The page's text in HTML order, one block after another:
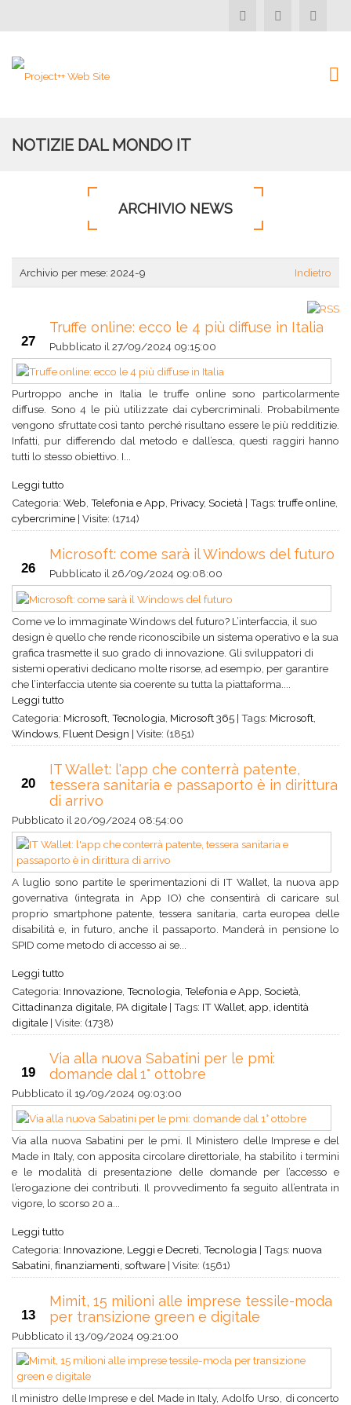
NOTIZIE DAL MONDO IT
ARCHIVIO NEWS
Archivio per mese: 2024-9 Indietro
27
Truffe online: ecco le 4 più diffuse in Italia
Pubblicato il 27/09/2024 09:15:00
Purtroppo anche in Italia le truffe online sono particolarmente
diffuse. Sono 4 le più utilizzate dai cybercriminali. Probabilmente
vengono sfruttate così tanto perché risultano essere le più redditizie.
Infatti, pur differendo dal metodo e dall’esca, questi raggiri hanno
tutti lo stesso obiettivo. I...
Leggi tutto
Categoria: Web Telefonia e App Privacy, Società | Tags: truffe online
cybercrimine | Visite: (1714)
26
Microsoft: come sarà il Windows del futuro
Pubblicato il 26/09/2024 09:08:00
Come ve lo immaginate Windows del futuro? L’interfaccia, il suo
design è quello che rende riconoscibile un sistema operativo e la sua
grafica trasmette il suo grado di innovazione. Gli sviluppatori di
sistemi operativi dedicano molte risorse, ad esempio, per garantire
che l’interfaccia utente sia coerente su tutta la piattaforma....
Leggi tutto
Categoria: Microsoft Tecnologia Microsoft 365 | Tags: Microsoft
Windows Fluent Design | Visite: (1851)
20
IT Wallet: l'app che conterrà patente,
tessera sanitaria e passaporto è in dirittura
di arrivo
Pubblicato il 20/09/2024 08:54:00
A luglio sono partite le sperimentazioni di IT Wallet, la nuova app
governativa (integrata in App IO) che consentirà di caricare sul
proprio smartphone patente, tessera sanitaria, carta europea delle
disabilità e, in futuro, anche il passaporto. Manderà in pensione lo
SPID come metodo di accesso ai se...
Leggi tutto
Categoria: Innovazione Tecnologia Telefonia e App Società
Cittadinanza digitale PA digitale | Tags: IT Wallet app identità
digitale | Visite: (1738)
19
Via alla nuova Sabatini per le pmi:
domande dal 1° ottobre
Pubblicato il 19/09/2024 09:03:00
Via alla nuova Sabatini per le pmi. Il Ministero delle Imprese e del
Made in Italy, con apposita circolare direttoriale, ha stabilito i termini
e le modalità di presentazione delle domande per l’accesso e
l’erogazione dei contributi. Il provvedimento fa seguito all’entrata in
vigore, lo scorso 20 a...
Leggi tutto
Categoria: Innovazione Leggi e Decreti Tecnologia | Tags: nuova
Sabatini finanziamenti software | Visite: (1561)
13
Mimit, 15 milioni alle imprese tessile-moda
per transizione green e digitale
Pubblicato il 13/09/2024 09:21:00
Il ministro delle Imprese e del Made in Italy, Adolfo Urso, di concerto